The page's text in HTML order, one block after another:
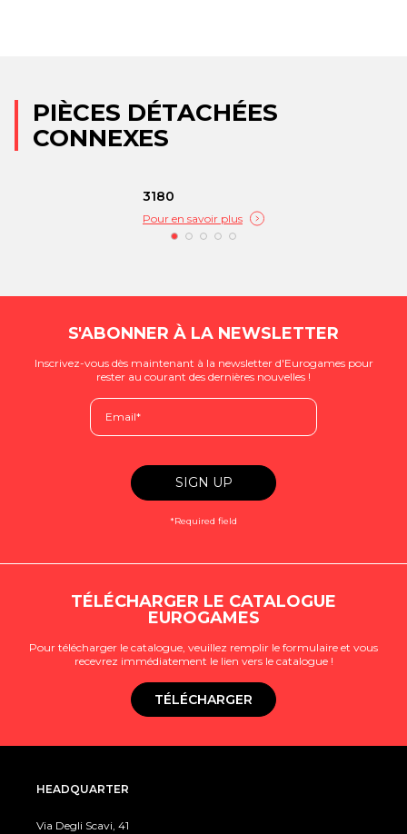
PIÈCES DÉTACHÉES
CONNEXES
3180
Pour en savoir plus
S'ABONNER À LA NEWSLETTER
Inscrivez-vous dès maintenant à la newsletter d'Eurogames pour
rester au courant des dernières nouvelles !
*Required field
TÉLÉCHARGER LE CATALOGUE
EUROGAMES
Pour télécharger le catalogue, veuillez remplir le formulaire et vous
recevrez immédiatement le lien vers le catalogue !
TÉLÉCHARGER
HEADQUARTER
Via Degli Scavi, 41